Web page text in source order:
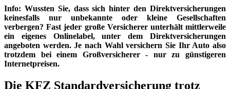
Info: Wussten Sie, dass sich hinter den Direktversicherungen
keinesfalls nur unbekannte oder kleine Gesellschaften
verbergen? Fast jeder große Versicherer unterhält mittlerweile
ein eigenes Onlinelabel, unter dem Direktversicherungen
angeboten werden. Je nach Wahl versichern Sie Ihr Auto also
trotzdem bei einem Großversicherer - nur zu günstigeren
Internetpreisen.
Die KFZ Standardversicherung trotz